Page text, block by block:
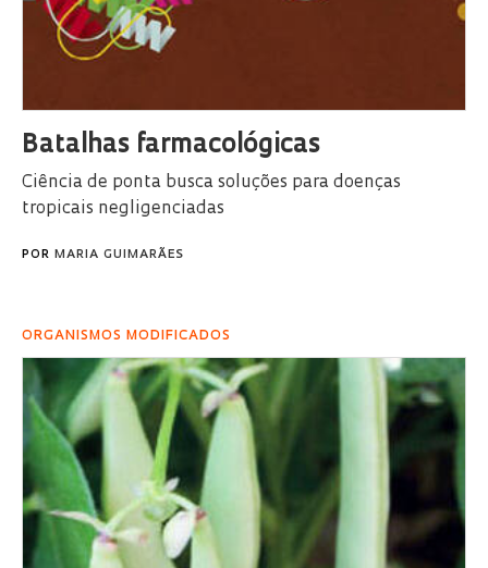
Batalhas farmacológicas
Ciência de ponta busca soluções para doenças
tropicais negligenciadas
POR MARIA GUIMARÃES
ORGANISMOS MODIFICADOS